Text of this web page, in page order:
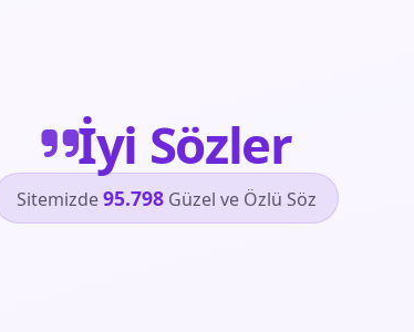
İyi Sözler
Sitemizde95.798Güzel ve Özlü Söz